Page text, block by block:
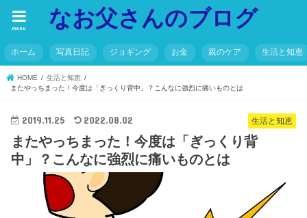
なお父さんのブログ
menu
ホーム 写真日記 ジョギング お金 親のケア 生活と知恵
HOME
生活と知恵
またやっちまった！今度は「ぎっくり背中」？こんなに強烈に痛いものとは
生活と知恵
2019.11.25 2022.08.02
またやっちまった！今度は「ぎっくり背
中」？こんなに強烈に痛いものとは